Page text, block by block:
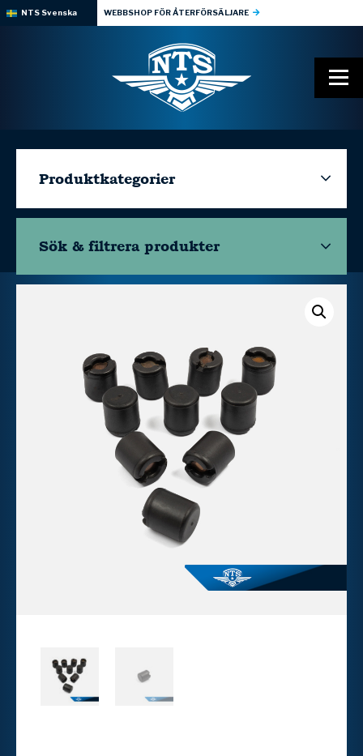
NTS Svenska WEBBSHOP FÖR ÅTERFÖRSÄLJARE
Produktkategorier
Sök & filtrera produkter